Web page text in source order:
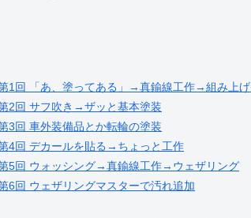
1回 「あ、塗ってある」→真鍮線工作→組み上げ
2回 サフ吹き→ザッと基本塗装
3回 車外装備品とか転輪の塗装
4回 デカールを貼る→ちょっと工作
5回 ウォッシング→真鍮線工作→ウェザリング
6回 ウェザリングマスターで汚れ追加